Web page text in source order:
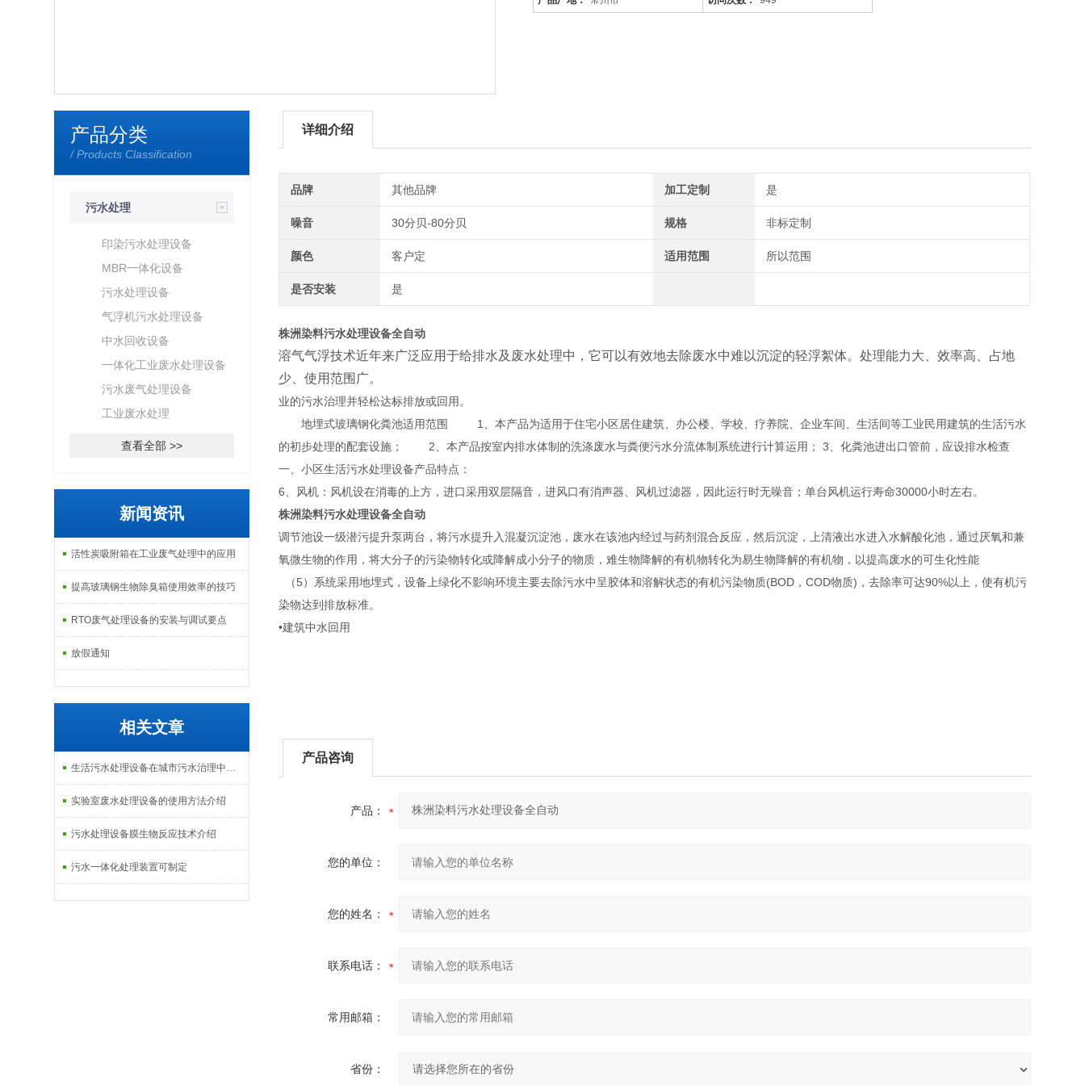
2、本产品按室内排水体制的洗涤废
产品分类
/ Products Classification
污水处理
印染污水处理设备
MBR一体化设备
污水处理设备
气浮机污水处理设备
中水回收设备
一体化工业废水处理设备
污水废气处理设备
工业废水处理
查看全部 >>
新闻资讯
活性炭吸附箱在工业废气处理中的应用
提高玻璃钢生物除臭箱使用效率的技巧
RTO废气处理设备的安装与调试要点
放假通知
相关文章
生活污水处理设备在城市污水治理中的应用介绍
实验室废水处理设备的使用方法介绍
污水处理设备膜生物反应技术介绍
污水一体化处理装置可制定
详细介绍
品牌 其他品牌 加工定制 是
噪音 30分贝-80分贝 规格 非标定制
颜色 客户定 适用范围 所以范围
是否安装 是
株洲染料污水处理设备全自动
溶气气浮技术近年来广泛应用于给排水及废水处理中，它可以有效地去除废水中难以沉淀的轻浮絮体。处理能力大、效率高、占地
少、使用范围广。
业的污水治理并轻松达标排放或回用。
地埋式玻璃钢化粪池适用范围 1、本产品为适用于住宅小区居住建筑、办公楼、学校、疗养院、企业车间、生活间等工业民用建筑的生活污水
的初步处理的配套设施； 2、本产品按室内排水体制的洗涤废水与粪便污水分流体制系统进行计算运用； 3、化粪池进出口管前，应设排水检查
一、小区生活污水处理设备产品特点：
6、风机：风机设在消毒的上方，进口采用双层隔音，进风口有消声器、风机过滤器，因此运行时无噪音；单台风机运行寿命30000小时左右。
株洲染料污水处理设备全自动
调节池设一级潜污提升泵两台，将污水提升入混凝沉淀池，废水在该池内经过与药剂混合反应，然后沉淀，上清液出水进入水解酸化池，通过厌氧和兼
氧微生物的作用，将大分子的污染物转化或降解成小分子的物质，难生物降解的有机物转化为易生物降解的有机物，以提高废水的可生化性能
（5）系统采用地埋式，设备上绿化不影响环境主要去除污水中呈胶体和溶解状态的有机污染物质(BOD，COD物质)，去除率可达90%以上，使有机污
染物达到排放标准。
•建筑中水回用
产品咨询
产品：
您的单位：
您的姓名：
联系电话：
常用邮箱：
省份：